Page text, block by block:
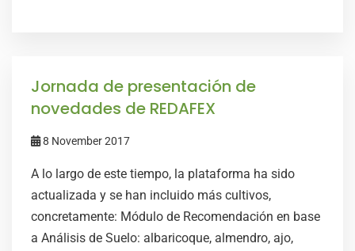
Jornada de presentación de
novedades de REDAFEX
8 November 2017
A lo largo de este tiempo, la plataforma ha sido
actualizada y se han incluido más cultivos,
concretamente: Módulo de Recomendación en base
a Análisis de Suelo: albaricoque, almendro, ajo,